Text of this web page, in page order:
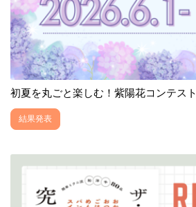
初夏を丸ごと楽しむ！紫陽花コンテスト
結果発表